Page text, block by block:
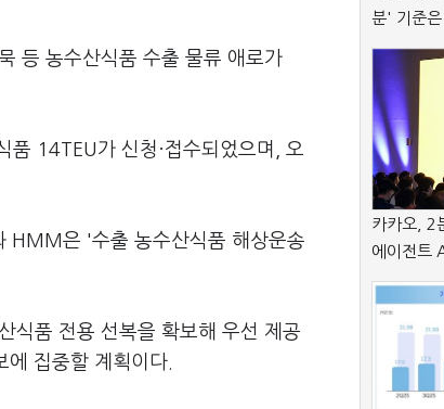
등 농수산식품 수출 물류 애로가
품 14TEU가 신청·접수되었으며, 오
HMM은 '수출 농수산식품 해상운송
식품 전용 선복을 확보해 우선 제공
에 집중할 계획이다.
분' 기준은
카카오, 2
에이전트